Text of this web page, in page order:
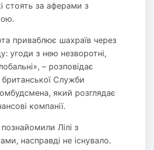
стоять за аферами з
приваблює шахраїв через
угоди з нею незворотні,
– розповідає
Служби
який розглядає
компанії.
познайомили Лілі з
насправді не існувало.